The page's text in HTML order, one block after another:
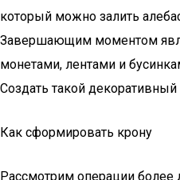
который можно залить
Завершающим моментом
монетами, лентами и
Создать такой
Как сформировать крону
Рассмотрим операции более